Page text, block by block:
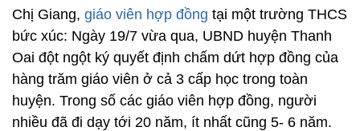
Chị Giang, giáo viên hợp đồng tại một trường THCS
bức xúc: Ngày 19/7 vừa qua, UBND huyện Thanh
Oai đột ngột ký quyết định chấm dứt hợp đồng của
hàng trăm giáo viên ở cả 3 cấp học trong toàn
huyện. Trong số các giáo viên hợp đồng, người
nhiều đã đi dạy tới 20 năm, ít nhất cũng 5- 6 năm.